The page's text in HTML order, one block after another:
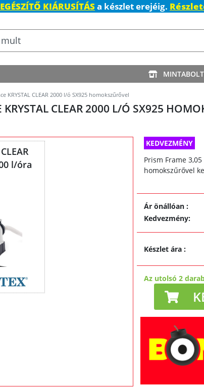
KIÁRUSÍTÁSa készlet erejéig.
KRYSTAL CLEAR 2000 l/ó SX925 homokszűrővel
CLEAR 2000 L/Ó SX925
l/óra
KEDVEZMÉNY
Prism Frame 3,05
homokszűrővel
Ár önállóan :
Kedvezmény:
Készlet ára :
Az utolsó 2